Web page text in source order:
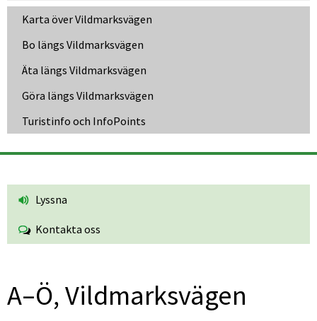
Karta över Vildmarksvägen
Bo längs Vildmarksvägen
Äta längs Vildmarksvägen
Göra längs Vildmarksvägen
Turistinfo och InfoPoints
Lyssna
Kontakta oss
A–Ö, Vildmarksvägen